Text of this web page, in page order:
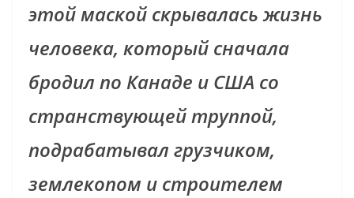
этой маской скрывалась жизнь
человека, который сначала
бродил по Канаде и США со
странствующей труппой,
подрабатывал грузчиком,
землекопом и строителем